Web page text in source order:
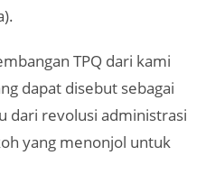
TPQ dari kami
dapat disebut sebagai
dari revolusi administrasi
yang menonjol untuk